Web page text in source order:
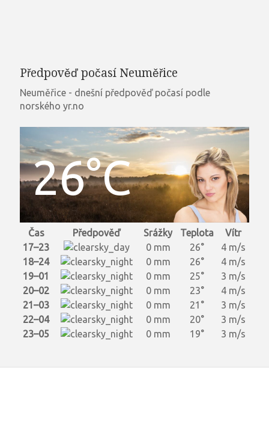
Předpověď počasí Neuměřice
Neuměřice - dnešní předpověď počasí podle
norského yr.no
26°C
Čas Předpověď Srážky Teplota
Vítr
17–23
0 mm 26°
4 m/s
18–24
0 mm 26°
4 m/s
19–01
0 mm 25°
3 m/s
20–02
0 mm 23°
4 m/s
21–03
0 mm 21°
3 m/s
22–04
0 mm 20°
3 m/s
23–05
0 mm 19° 3 m/s